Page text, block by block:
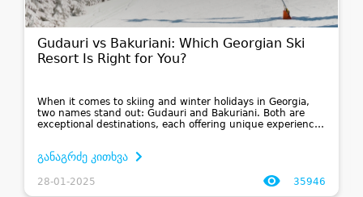
Gudauri vs Bakuriani: Which Georgian Ski
Resort Is Right for You?
When it comes to skiing and winter holidays in Georgia,
two names stand out: Gudauri and Bakuriani. Both are
exceptional destinations, each offering unique experiences
განაგრძე კითხვა
28-01-2025 35946